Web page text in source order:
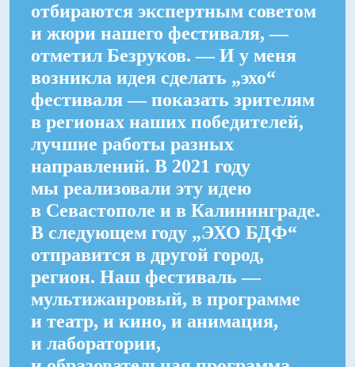
отбираются экспертным советом
и жюри нашего фестиваля, —
отметил Безруков. — И у меня
возникла идея сделать „эхо“
фестиваля — показать зрителям
в регионах наших победителей,
лучшие работы разных
направлений. В 2021 году
мы реализовали эту идею
в Севастополе и в Калининграде.
В следующем году „ЭХО БДФ“
отправится в другой город,
регион. Наш фестиваль —
мультижанровый, в программе
и театр, и кино, и анимация,
и лаборатории,